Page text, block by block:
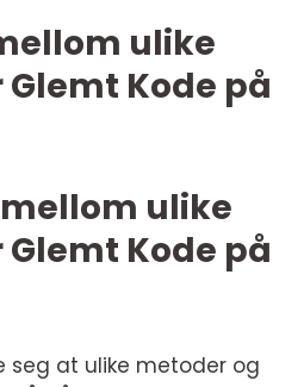
ulike
Kode på
ulike
Kode på
seg at ulike metoder og